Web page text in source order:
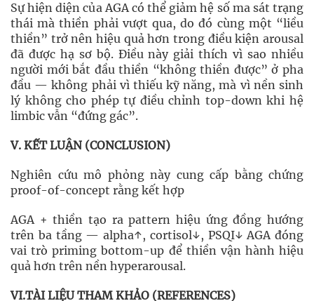
Sự hiện diện của AGA có thể giảm hệ số ma sát trạng
thái mà thiền phải vượt qua, do đó cùng một “liều
thiền” trở nên hiệu quả hơn trong điều kiện arousal
đã được hạ sơ bộ. Điều này giải thích vì sao nhiều
người mới bắt đầu thiền “không thiền được” ở pha
đầu — không phải vì thiếu kỹ năng, mà vì nền sinh
lý không cho phép tự điều chỉnh top-down khi hệ
limbic vẫn “đứng gác”.
V. KẾT LUẬN (CONCLUSION)
Nghiên cứu mô phỏng này cung cấp bằng chứng
proof-of-concept rằng kết hợp
AGA + thiền tạo ra pattern hiệu ứng đồng hướng
trên ba tầng — alpha↑, cortisol↓, PSQI↓ AGA đóng
vai trò priming bottom-up để thiền vận hành hiệu
quả hơn trên nền hyperarousal.
VI.TÀI LIỆU THAM KHẢO (REFERENCES)